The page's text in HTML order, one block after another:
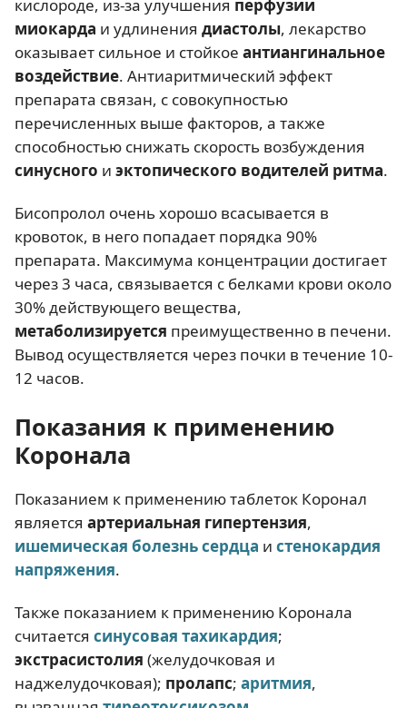
кислороде, из-за улучшения перфузии
миокарда и удлинения диастолы, лекарство
оказывает сильное и стойкое антиангинальное
воздействие. Антиаритмический эффект
препарата связан, с совокупностью
перечисленных выше факторов, а также
способностью снижать скорость возбуждения
синусного и эктопического водителей ритма.
Бисопролол очень хорошо всасывается в
кровоток, в него попадает порядка 90%
препарата. Максимума концентрации достигает
через 3 часа, связывается с белками крови около
30% действующего вещества,
метаболизируется преимущественно в печени.
Вывод осуществляется через почки в течение 10-
12 часов.
Показания к применению
Коронала
Показанием к применению таблеток Коронал
является артериальная гипертензия,
ишемическая болезнь сердца и стенокардия
напряжения.
Также показанием к применению Коронала
считается синусовая тахикардия;
экстрасистолия (желудочковая и
наджелудочковая); пролапс; аритмия,